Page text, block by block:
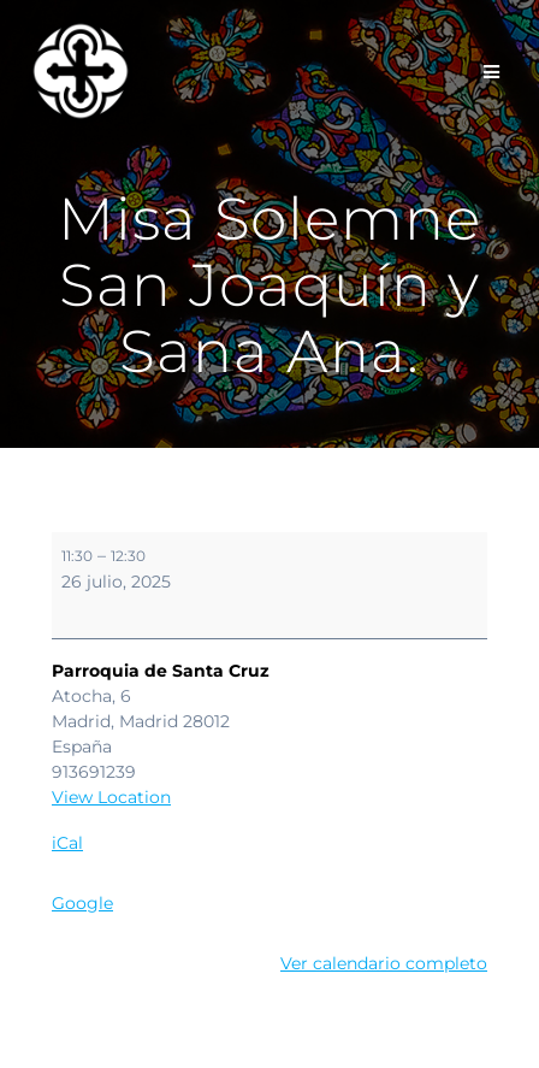
contenido
Misa Solemne
San Joaquín y
Sana Ana.
Solemne
San
y
Sana
Ana.
11:30 – 12:30
26 julio, 2025
Parroquia de Santa Cruz
Atocha, 6
Madrid, Madrid 28012
España
913691239
View Location
iCal
Google
Ver calendario completo